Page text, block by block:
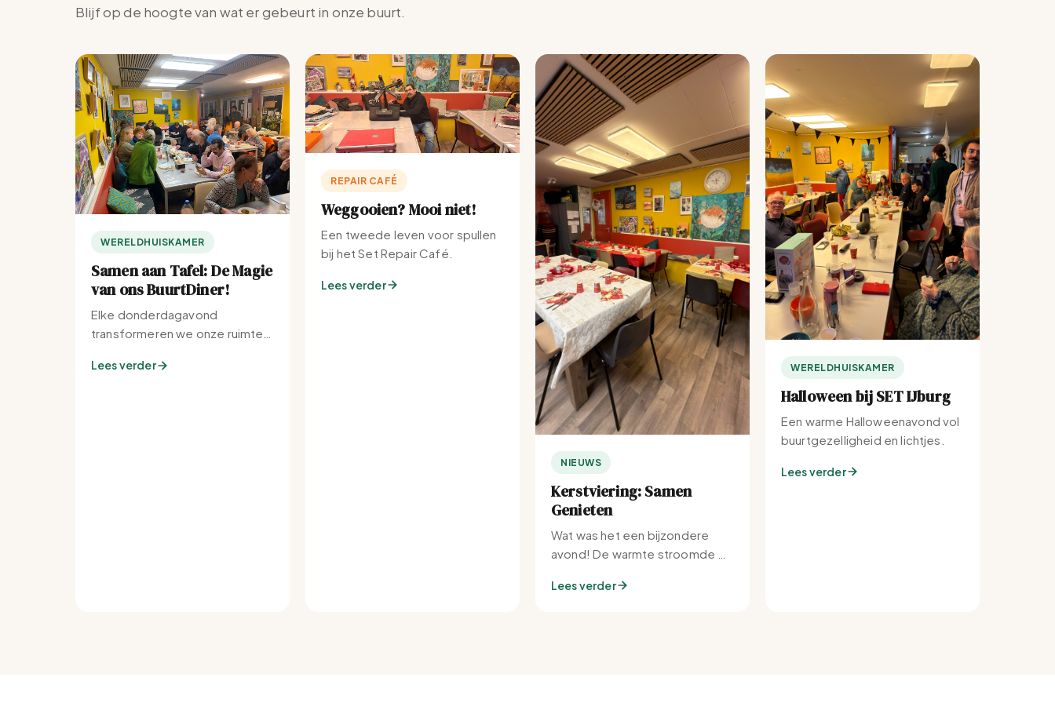
Blijf op de hoogte van wat er gebeurt in onze buurt.
WERELDHUISKAMER
Samen aan Tafel: De Magie
van ons BuurtDiner!
Elke donderdagavond
transformeren we onze ruimte
buurt.
Lees verder
REPAIR CAFÉ
Weggooien? Mooi niet!
Een tweede leven voor spullen
bij het Set Repair Café.
Lees verder
NIEUWS
Kerstviering: Samen
Genieten
Wat was het een bijzondere
avond! De warmte stroomde bij
Lees verder
WERELDHUISKAMER
Halloween bij SET IJburg
Een warme Halloweenavond vol
buurtgezelligheid en lichtjes.
Lees verder